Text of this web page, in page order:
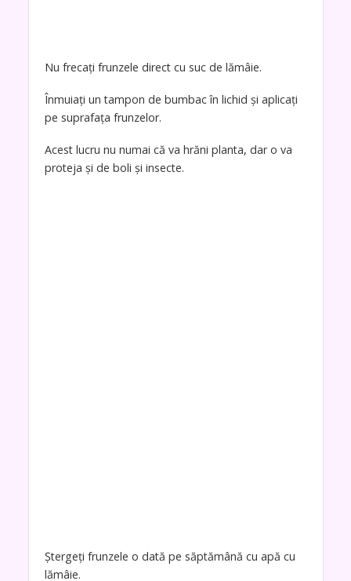
Nu frecați frunzele direct cu suc de lămâie.
Înmuiați un tampon de bumbac în lichid și aplicați
pe suprafața frunzelor.
Acest lucru nu numai că va hrăni planta, dar o va
proteja și de boli și insecte.
Ștergeți frunzele o dată pe săptămână cu apă cu
lămâie.